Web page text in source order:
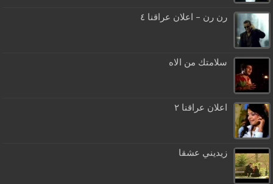
رن رن – اعلان عراقنا ٤
سلامتك من الاه
اعلان عراقنا ٢
زيديني عشقا